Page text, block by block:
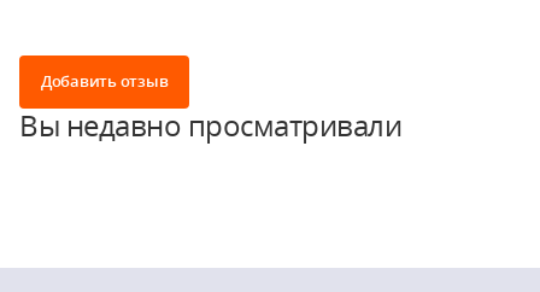
Добавить отзыв
Вы недавно просматривали